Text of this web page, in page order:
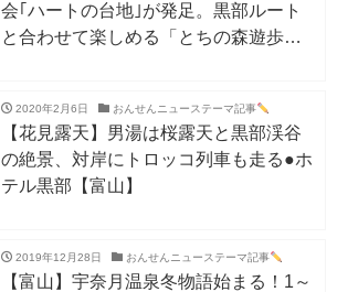
会｢ハートの台地｣が発足。黒部ルート
と合わせて楽しめる「とちの森遊歩
2020年2月6日 おんせんニューステーマ記事
【花見露天】男湯は桜露天と黒部渓谷
の絶景、対岸にトロッコ列車も走る●ホ
テル黒部【富山】
2019年12月28日 おんせんニューステーマ記事
【富山】宇奈月温泉冬物語始まる！1～